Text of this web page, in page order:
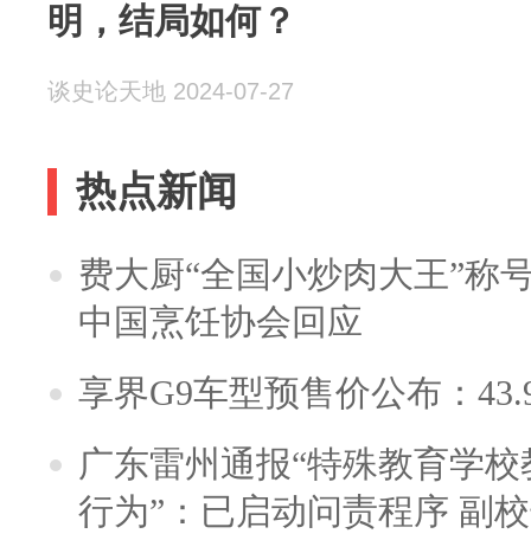
明，结局如何？
谈史论天地 2024-07-27
热点新闻
费大厨“全国小炒肉大王”称
中国烹饪协会回应
享界G9车型预售价公布：
广东雷州通报“特殊教育学
行为”：已启动问责程序 副